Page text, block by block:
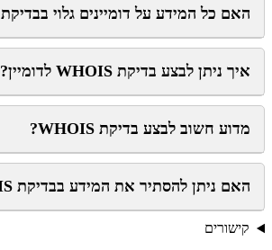
האם כל המידע על דומיינים גלוי בבדיקת WHOIS?
איך ניתן לבצע בדיקת WHOIS לדומיין?
מדוע חשוב לבצע בדיקת WHOIS?
האם ניתן להסתיר את המידע בבדיקת WHOIS?
קישורים